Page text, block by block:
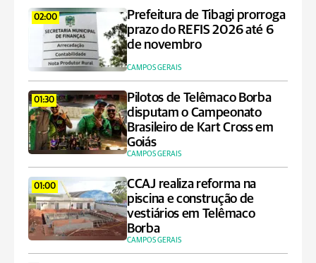
02:00
Prefeitura de Tibagi prorroga
prazo do REFIS 2026 até 6
de novembro
CAMPOS GERAIS
01:30
Pilotos de Telêmaco Borba
disputam o Campeonato
Brasileiro de Kart Cross em
Goiás
CAMPOS GERAIS
01:00
CCAJ realiza reforma na
piscina e construção de
vestiários em Telêmaco
Borba
CAMPOS GERAIS